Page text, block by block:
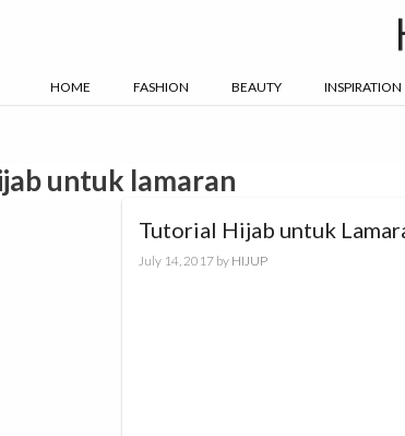
HOME FASHION BEAUTY INSPIRATION
untuk lamaran
Tutorial Hijab untuk
July 14, 2017 by HIJUP